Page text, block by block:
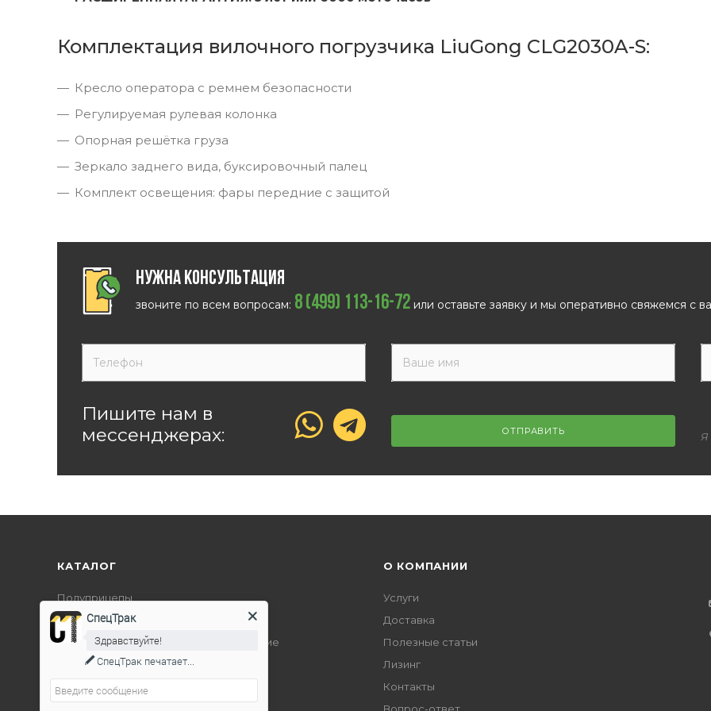
Комплектация вилочного погрузчика LiuGong CLG2030A-S:
Кресло оператора с ремнем безопасности
Регулируемая рулевая колонка
Опорная решётка груза
Зеркало заднего вида, буксировочный палец
Комплект освещения: фары передние с защитой
Нужна консультация
звоните по всем вопросам: 8 (499) 113-16-72 или оставьте заявку и мы оперативно свяжемся с
Пишите нам в
мессенджерах:
ОТПРАВИТЬ Я
КАТАЛОГ
Полуприцепы
Дорожно-строительная техника
Подъемно-транспортное оборудование
О КОМПАНИИ
Услуги
Доставка
Полезные статьи
Лизинг
Контакты
СпецТрак
Здравствуйте!
СпецТрак печатает...